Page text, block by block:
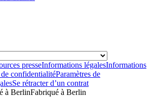
presseInformations légalesInformations
confidentialitéParamètres de
Se rétracter d’un contrat
Fabriqué à Berlin